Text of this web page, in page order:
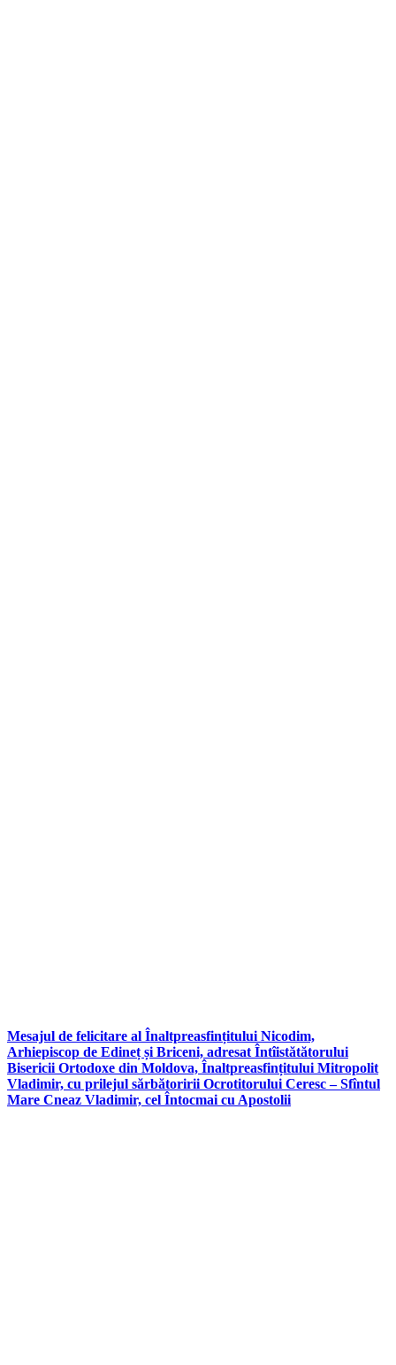
Mesajul de felicitare al Înaltpreasfințitului Nicodim,
Arhiepiscop de Edineț și Briceni, adresat Întîistătătorului
Bisericii Ortodoxe din Moldova, Înaltpreasfințitului Mitropolit
Vladimir, cu prilejul sărbătoririi Ocrotitorului Ceresc – Sfîntul
Mare Cneaz Vladimir, cel Întocmai cu Apostolii